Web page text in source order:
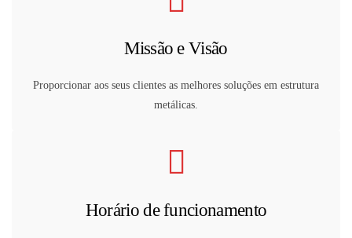
Missão e Visão
Proporcionar aos seus clientes as melhores soluções em estrutura
metálicas.
Horário de funcionamento